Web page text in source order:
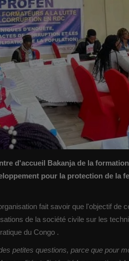
d'accueil Bakanja de la
pour la protection de la
fait savoir que l'objectif de
de la société civile sur les
du Congo .
petites questions, parce que pour